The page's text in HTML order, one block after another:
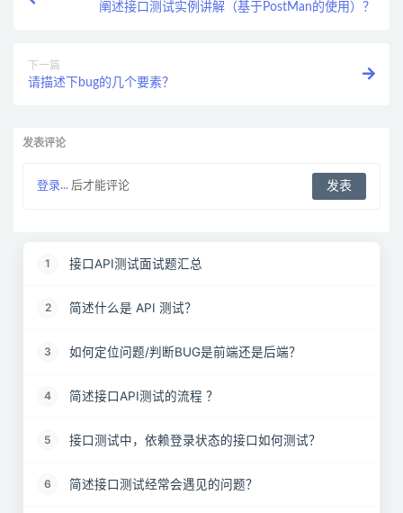
阐述接口测试实例讲解（基于PostMan的使用）？
下一篇
请描述下bug的几个要素？
发表评论
登录... 后才能评论
1 接口API测试面试题汇总
2 简述什么是 API 测试？
3 如何定位问题/判断BUG是前端还是后端？
4 简述接口API测试的流程 ？
5 接口测试中，依赖登录状态的接口如何测试？
6 简述接口测试经常会遇见的问题？